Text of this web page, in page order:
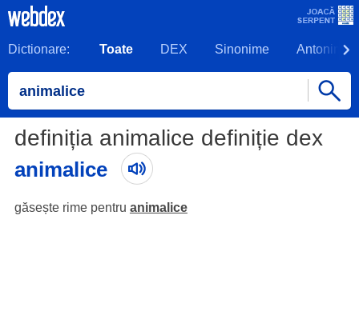
Dictionare: Toate DEX Sinonime Antonime
definiția animalice definiție dex
animalice
găsește rime pentru animalice